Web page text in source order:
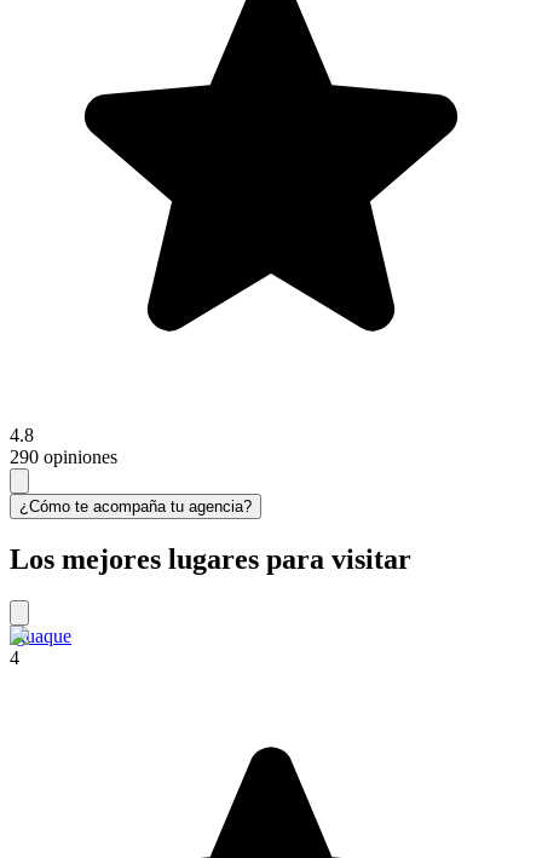
4.8
290 opiniones
¿Cómo te acompaña tu agencia?
Los mejores lugares para visitar
Iguaque
4